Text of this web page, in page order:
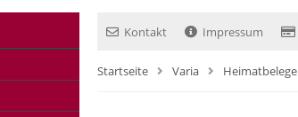
Kontakt Impressum
Startseite Varia Heimatbelege